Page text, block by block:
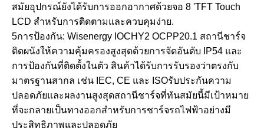
สมัยอุปกรณ์ยังได้รับการออกอากาศด้วยจอ 8 'TFT Touch
LCD สําหรับการติดตามและควบคุมง่าย.
5การป้องกัน: Wisenergy IOCHY2 OCPP20.1 สถานีชาร์จ
ติดผนังให้ความคุ้มครองสูงสุดด้วยการจัดอันดับ IP54 และ
การป้องกันที่ติดตั้งในตัว สินค้าได้รับการรับรองว่าตรงกับ
มาตรฐานสากล เช่น IEC, CE และ ISOรับประกันความ
ปลอดภัยและผลงานสูงสุดสถานีชาร์จที่ทันสมัยนี้มีเป้าหมาย
ที่จะกลายเป็นทางออกสําหรับการชาร์จรถไฟฟ้าอย่างมี
ประสิทธิภาพและปลอดภัย